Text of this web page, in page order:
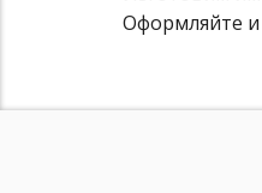
Оформляйте и